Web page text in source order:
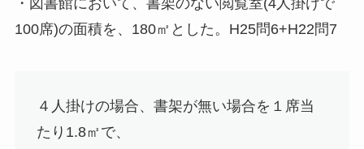
・図書館において、書架のない閲覧室(4人掛けで
100席)の面積を、180㎡とした。H25問6+H22問7
４人掛けの場合、書架が無い場合を１席当
たり1.8㎡で、